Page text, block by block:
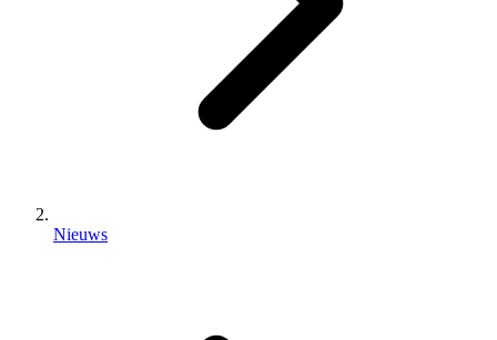
Nieuws